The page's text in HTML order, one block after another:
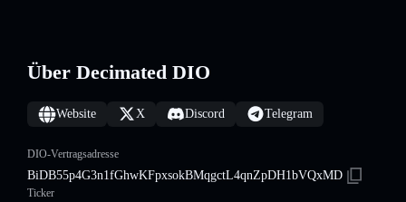
Über Decimated DIO
Website X Discord Telegram
DIO-Vertragsadresse
BiDB55p4G3n1fGhwKFpxsokBMqgctL4qnZpDH1bVQxMD
Ticker